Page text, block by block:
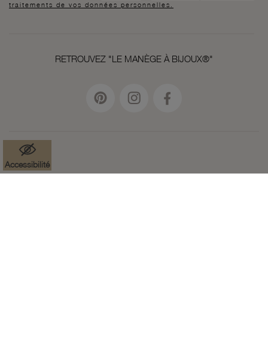
traitements de vos données personnelles.
RETROUVEZ "LE MANÈGE À BIJOUX®"
Accessibilité